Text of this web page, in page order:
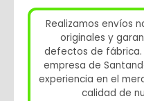
Realizamos envíos
originales y
defectos de fábrica.
empresa de
experiencia en el
calidad de